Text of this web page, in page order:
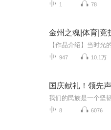
1 78
金州之魂|体育|竞
947 10.1万
国庆献礼！领先
8 6076